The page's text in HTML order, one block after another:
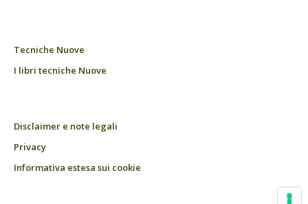
Tecniche Nuove
I libri tecniche Nuove
Disclaimer e note legali
Privacy
Informativa estesa sui cookie